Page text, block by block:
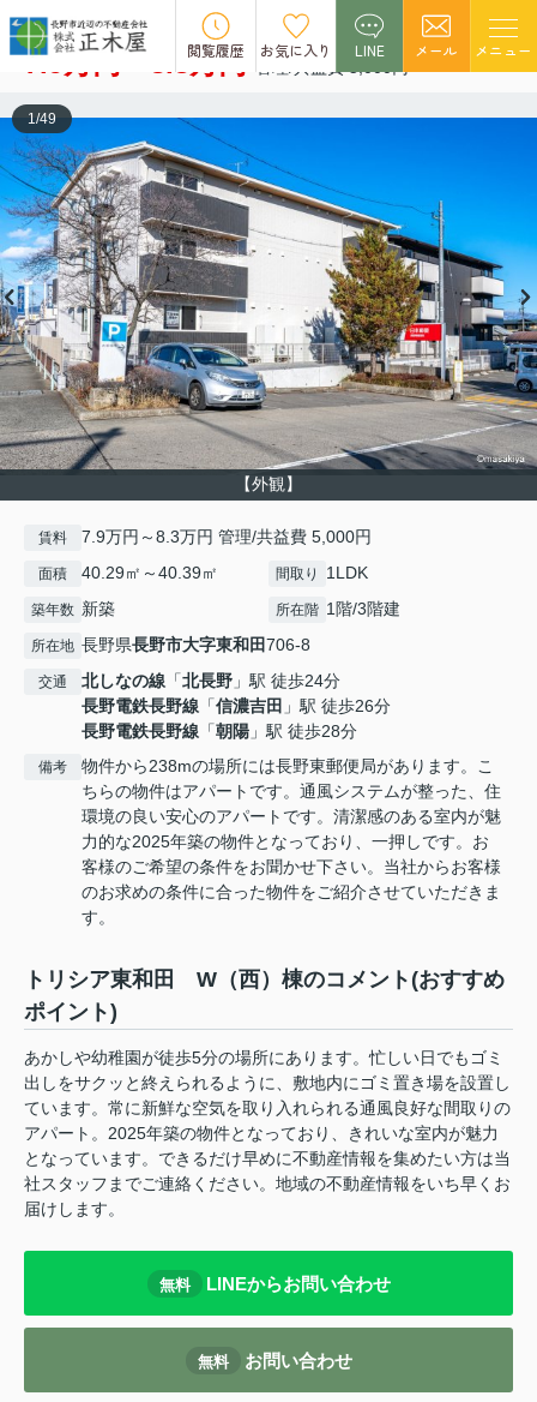
閲覧履歴 お気に入り LINE メール メニュー
トリシア東和田 W（西）棟 空室5
7.9万円～8.3万円
【外観】
1/49
賃料 7.9万円～8.3万円 管理/共益費 5,000円
面積 40.29㎡～40.39㎡ 間取り 1LDK
築年数 新築 所在階 1階/3階建
所在地 長野県長野市大字東和田706-8
交通 北しなの線 「北長野 」駅 徒歩24分
長野電鉄長野線 「信濃吉田 」駅 徒歩26分
長野電鉄長野線 「朝陽 」駅 徒歩28分
備考
物件から238mの場所には長野東郵便局があります。こ
ちらの物件はアパートです。通風システムが整った、住
環境の良い安心のアパートです。清潔感のある室内が魅
力的な2025年築の物件となっており、一押しです。お
客様のご希望の条件をお聞かせ下さい。当社からお客様
のお求めの条件に合った物件をご紹介させていただきま
す。
トリシア東和田 W（西）棟のコメント(おすすめ
ポイント)
あかしや幼稚園が徒歩5分の場所にあります。忙しい日でもゴミ
出しをサクッと終えられるように、敷地内にゴミ置き場を設置し
ています。常に新鮮な空気を取り入れられる通風良好な間取りの
アパート。2025年築の物件となっており、きれいな室内が魅力
となっています。できるだけ早めに不動産情報を集めたい方は当
社スタッフまでご連絡ください。地域の不動産情報をいち早くお
届けします。
無料 LINEからお問い合わせ
無料 お問い合わせ